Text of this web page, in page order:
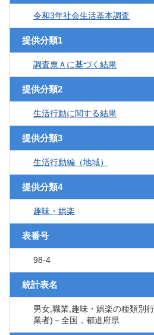
令和3年社会生活基本調査
提供分類1
調査票Ａに基づく結果
提供分類2
生活行動に関する結果
提供分類3
生活行動編（地域）
提供分類4
趣味・娯楽
表番号
98-4
統計表名
男女,職業,趣味・娯楽の種類別
業者)－全国，都道府県